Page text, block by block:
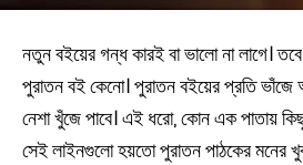
নতুন বইয়ের গন্ধ কারই বা ভালো না লাগে।
পুরাতন বই কেনো। পুরাতন বইয়ের প্রতি
নেশা খুঁজে পাবে। এই ধরো, কোন এক পাতায় কিছু
সেই লাইনগুলো হয়তো পুরাতন পাঠকের মনের